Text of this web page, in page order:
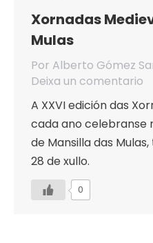
Xornadas
Mulas
Por Alberto Gómez
Deixa un comentario
A XXVI edición das
cada ano celebranse
de Mansilla das
28 de xullo.
0